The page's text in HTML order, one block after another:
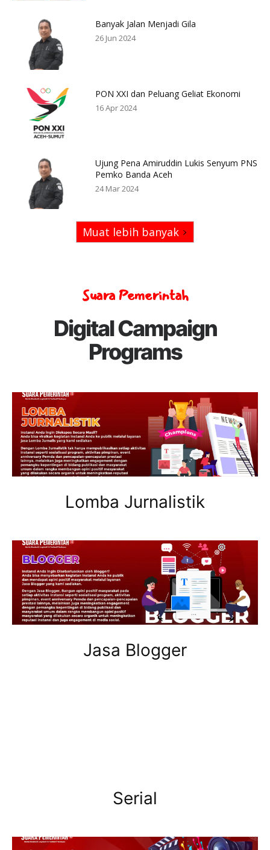
Banyak Jalan Menjadi Gila
26 Jun 2024
PON XXI dan Peluang Geliat Ekonomi
16 Apr 2024
Ujung Pena Amiruddin Lukis Senyum PNS
Pemko Banda Aceh
24 Mar 2024
Muat lebih banyak
Suara Pemerintah
Digital Campaign
Programs
Lomba Jurnalistik
Jasa Blogger
Serial